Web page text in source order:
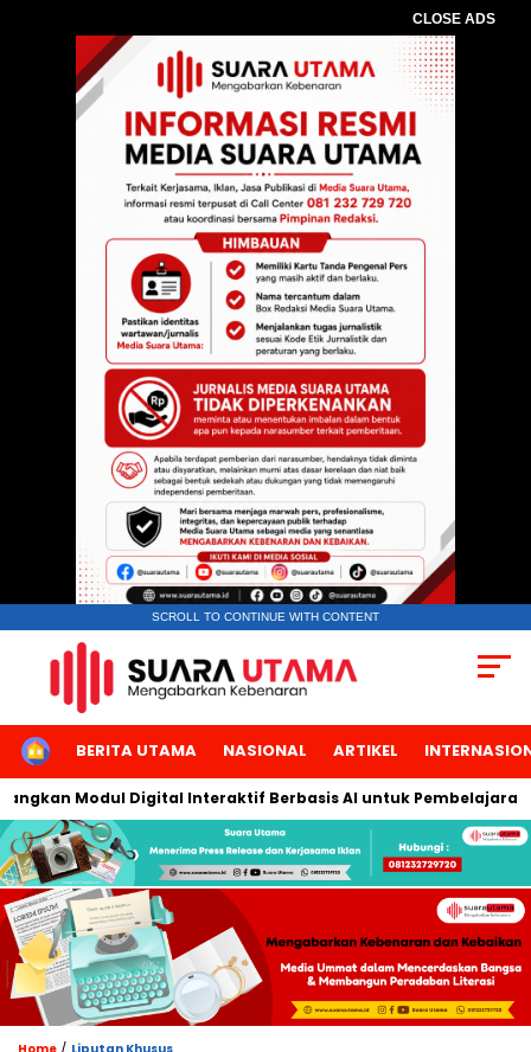
CLOSE ADS
SCROLL TO CONTINUE WITH CONTENT
HOMEBERITA UTAMA NASIONAL ARTIKEL
Modul Digital Interaktif Berbasis AI untuk Pembelajaran
/